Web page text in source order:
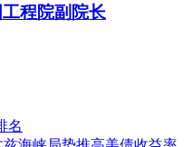
程院副院长
名